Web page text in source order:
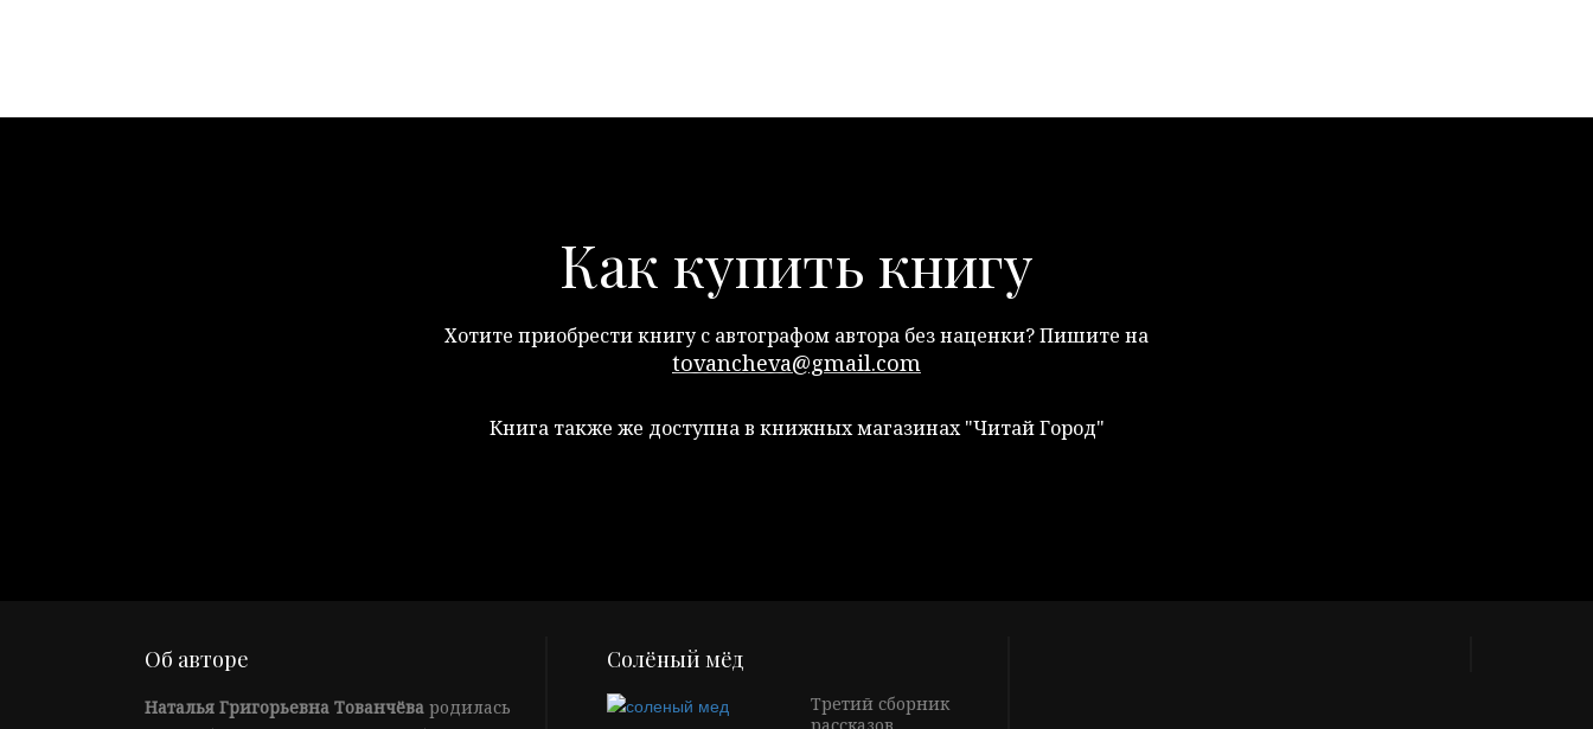
Как купить книгу
Хотите приобрести книгу с автографом автора без наценки? Пишите на
tovancheva@gmail.com
Книга также же доступна в книжных магазинах "Читай Город"
Об авторе
Наталья Григорьевна Тованчёва родилась
Солёный мёд
Третий сборник